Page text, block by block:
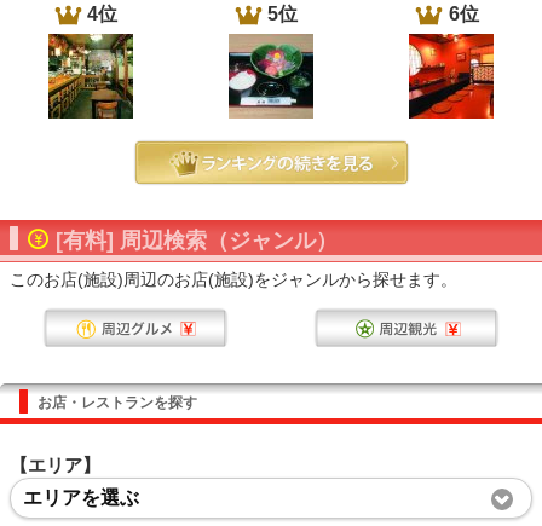
4位 5位 6位
[有料] 周辺検索（ジャンル）
このお店(施設)周辺のお店(施設)をジャンルから探せます。
お店・レストランを探す
【エリア】
エリアを選ぶ